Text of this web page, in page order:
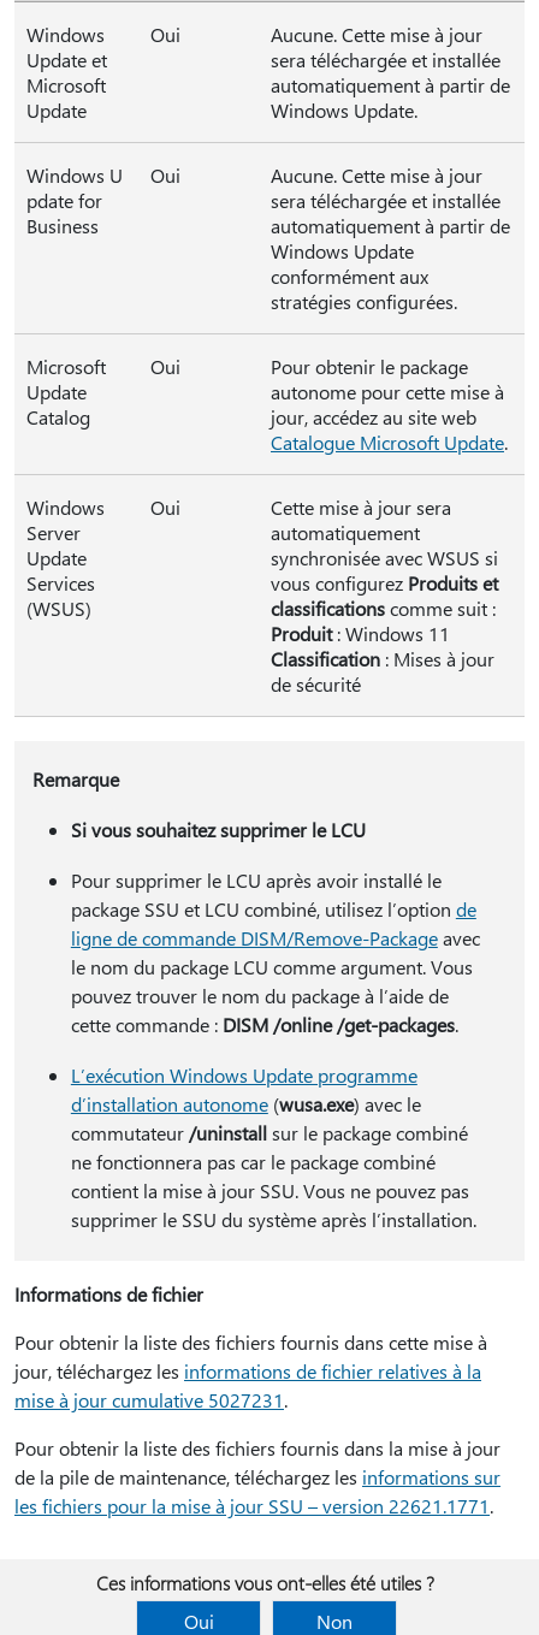
Windows
Update et
Microsoft
Update
Oui
Aucune. Cette mise à jour
sera téléchargée et installée
automatiquement à partir de
Windows Update.
Windows U
pdate for
Business
Oui
Aucune. Cette mise à jour
sera téléchargée et installée
automatiquement à partir de
Windows Update
conformément aux
stratégies configurées.
Microsoft
Update
Catalog
Oui
Pour obtenir le package
autonome pour cette mise à
jour, accédez au site web
Catalogue Microsoft Update.
Windows
Server
Update
Services
(WSUS)
Oui
Cette mise à jour sera
automatiquement
synchronisée avec WSUS si
vous configurez Produits et
classificationscomme suit :
Produit: Windows 11
Classification : Mises à jour
de sécurité
Remarque
Si vous souhaitez supprimer le LCU
Pour supprimer le LCU après avoir installé le
package SSU et LCU combiné, utilisez l’option de
ligne de commande DISM/Remove-Packageavec
le nom du package LCU comme argument. Vous
pouvez trouver le nom du package à l’aide de
cette commande : DISM /online /get-packages.
L’exécution Windows Update programme
d’installation autonome(wusa.exe) avec le
commutateur /uninstallsur le package combiné
ne fonctionnera pas car le package combiné
contient la mise à jour SSU. Vous ne pouvez pas
supprimer le SSU du système après l’installation.
Informations de fichier
Pour obtenir la liste des fichiers fournis dans cette mise à
jour, téléchargez les informations de fichier relatives à la
mise à jour cumulative 5027231.
Pour obtenir la liste des fichiers fournis dans la mise à jour
de la pile de maintenance, téléchargez les informations sur
les fichiers pour la mise à jour SSU – version 22621.1771.
Ces informations vous ont-elles été utiles ?
Oui
Non